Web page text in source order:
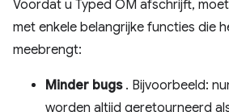
Voordat u Typed OM afschrijft,
met enkele belangrijke functies die
meebrengt:
Minder bugs. Bijvoorbeeld:
worden altijd geretourneerd